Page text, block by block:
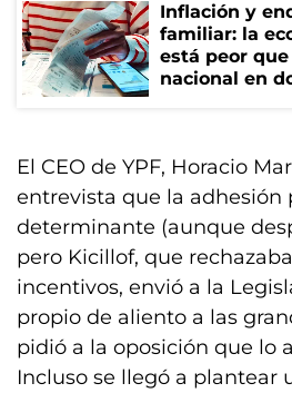
Inflación y
familiar: la
está peor
nacional en
El CEO de YPF, Horacio
entrevista que la adhesión
determinante (aunque
pero Kicillof, que
incentivos, envió a la
propio de aliento a las
pidió a la oposición que lo
Incluso se llegó a plantear